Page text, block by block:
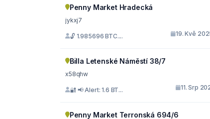
Penny Market Hradecká
jykxj7
🔓 1.985696 BTC.... 19. Kvě
Billa Letenské Náměstí 38/7
x58qhw
🔐 📢 Alert: 1.6 BT... 11. Srp
Penny Market Terronská 694/6